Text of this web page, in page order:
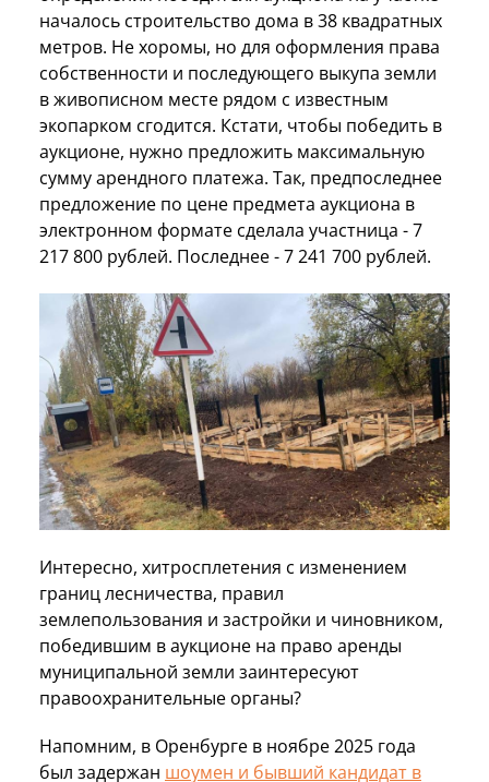
началось строительство дома в 38 квадратных
метров. Не хоромы, но для оформления права
собственности и последующего выкупа земли
в живописном месте рядом с известным
экопарком сгодится. Кстати, чтобы победить в
аукционе, нужно предложить максимальную
сумму арендного платежа. Так, предпоследнее
предложение по цене предмета аукциона в
электронном формате сделала участница - 7
217 800 рублей. Последнее - 7 241 700 рублей.
Интересно, хитросплетения с изменением
границ лесничества, правил
землепользования и застройки и чиновником,
победившим в аукционе на право аренды
муниципальной земли заинтересуют
правоохранительные органы?
Напомним, в Оренбурге в ноябре 2025 года
был задержан шоумен и бывший кандидат в